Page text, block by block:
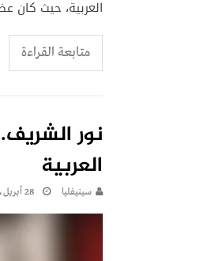
العربية، حيث كان
متابعة القراءة
نور
العربية
سينيفليا 28 أبريل، 2026